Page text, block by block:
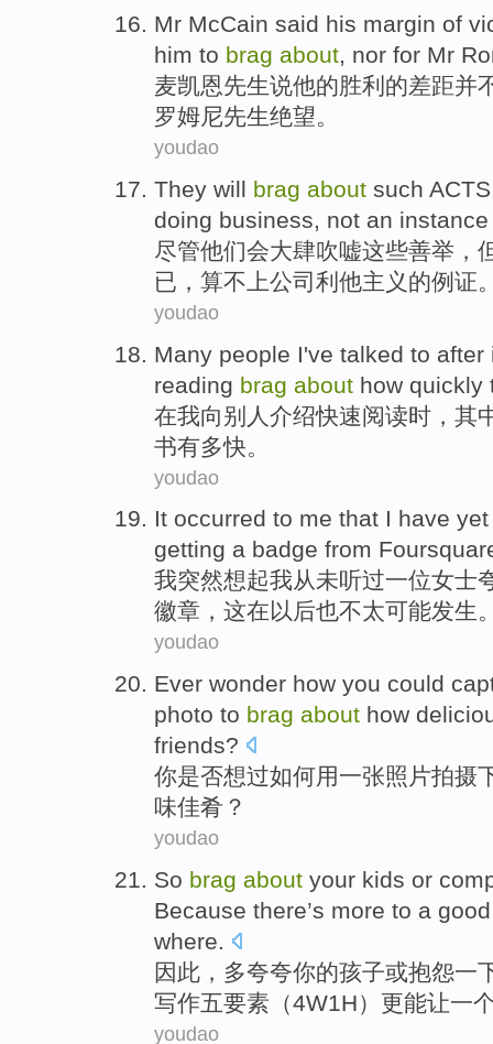
Mr McCain said his margin of
him to brag about, nor for Mr
麦凯恩先生说他的胜利 的差距并
罗姆尼先生绝望。
youdao
They will brag about such ACTS
doing business, not an instance
尽管他们会大肆吹嘘这些善举 ，
已，算不上公司 利他主义的例证
youdao
Many people I've talked to after
reading brag about how quickly
在我向别人 介绍快速阅读时，其
书有多快。
youdao
It occurred to me that I have yet
getting a badge from
我突然想起我从未听过一位女士
徽章 ， 这在以后也不太可能发生
youdao
Ever wonder how you could
photo to brag about how
friends?
你是否想过如何用一张照片拍摄
味佳肴 ？
youdao
So brag about your kids or
Because there’s more to a good
where.
因此 ，多夸夸你的孩子或抱怨一
写作五要素（4W1H） 更能让一
youdao